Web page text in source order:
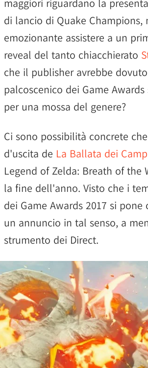
maggiori riguardano la
di lancio di Quake Champions,
emozionante assistere a un
reveal del tanto chiacchierato
che il publisher avrebbe
palcoscenico dei Game
per una mossa del genere?
Ci sono possibilità concrete
d'uscita de La Ballata dei
Legend of Zelda: Breath of the
la fine dell'anno. Visto che i
dei Game Awards 2017 si
un annuncio in tal senso, a
strumento dei Direct.